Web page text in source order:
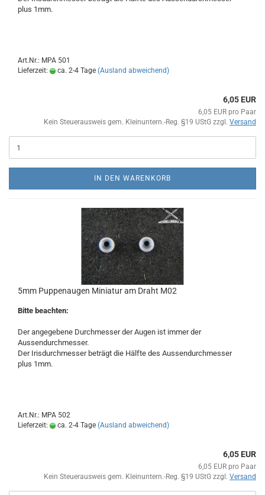
plus 1mm.
Art.Nr.: MPA 501
Lieferzeit:
ca. 2-4 Tage (Ausland abweichend)
6,05 EUR
6,05 EUR pro Paar
Kein Steuerausweis gem. Kleinuntern.-Reg. §19 UStG zzgl. Versand
IN DEN WARENKORB
5mm Puppenaugen Miniatur am Draht M02
Bitte beachten:
Der angegebene Durchmesser der Augen ist immer der
Aussendurchmesser.
Der Irisdurchmesser beträgt die Hälfte des Aussendurchmesser
plus 1mm.
Art.Nr.: MPA 502
Lieferzeit:
ca. 2-4 Tage (Ausland abweichend)
6,05 EUR
6,05 EUR pro Paar
Kein Steuerausweis gem. Kleinuntern.-Reg. §19 UStG zzgl. Versand